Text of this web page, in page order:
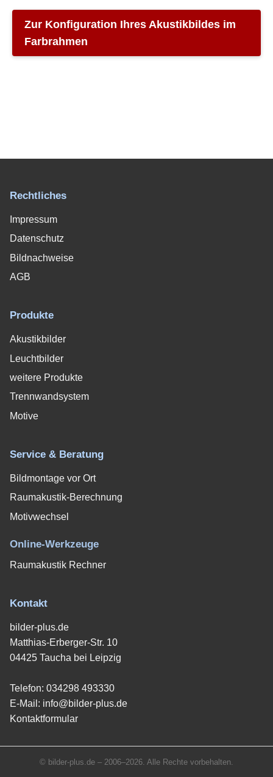
Zur Konfiguration Ihres Akustikbildes im
Farbrahmen
Rechtliches
Impressum
Datenschutz
Bildnachweise
AGB
Produkte
Akustikbilder
Leuchtbilder
weitere Produkte
Trennwandsystem
Motive
Service & Beratung
Bildmontage vor Ort
Raumakustik-Berechnung
Motivwechsel
Online-Werkzeuge
Raumakustik Rechner
Kontakt
bilder-plus.de
Matthias-Erberger-Str. 10
04425 Taucha bei Leipzig
Telefon: 034298 493330
E-Mail: info@bilder-plus.de
Kontaktformular
© bilder-plus.de – 2006–2026. Alle Rechte vorbehalten.